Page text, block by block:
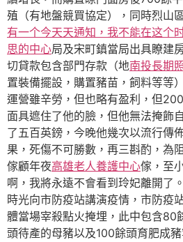
殖（有地盤競買協定），同時烈山
有一个今天天通知，我不能在这个
思的中心局及宋町鎮當局出具瞭建
切貸款包含部門存款（地南投長期
置裝備擺設，購置豬苗，飼料等等
運營雖辛勞，但也略有盈利，但
面具遮住了他的臉，但他無法掩飾
了五百英鎊，今晚他幾次以流行傳
果，死傷不可勝數，再三斟酌，為
傢顧年夜高雄老人養護中心傢，至
啊，我將永遠不會看到玲妃離開了
時光向市防疫站講演疫情，市防疫
體當場宰殺點火掩埋，此中包含80
頭待產的母豬以及100餘頭育肥成